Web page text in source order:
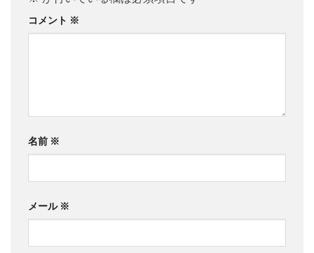
コメント ※
名前 ※
メール ※